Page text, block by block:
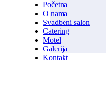
Početna
O nama
Svadbeni salon
Catering
Motel
Galerija
Kontakt